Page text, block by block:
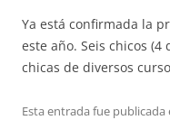
Ya está confirmada la
este año. Seis chicos (4
chicas de diversos
Esta entrada fue publicada